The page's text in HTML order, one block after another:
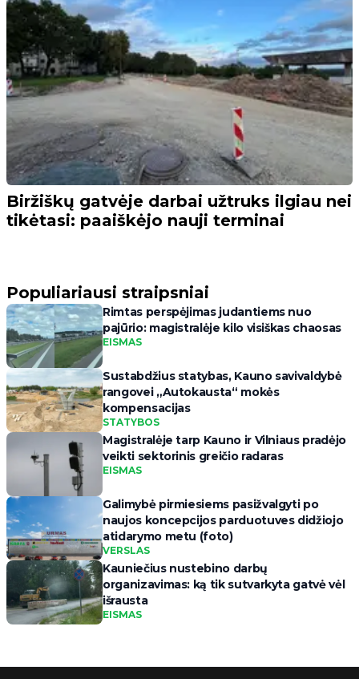
Biržiškų gatvėje darbai užtruks ilgiau nei
tikėtasi: paaiškėjo nauji terminai
Populiariausi straipsniai
Rimtas perspėjimas judantiems nuo
pajūrio: magistralėje kilo visiškas chaosas
EISMAS
Sustabdžius statybas, Kauno savivaldybė
rangovei „Autokausta“ mokės
kompensacijas
STATYBOS
Magistralėje tarp Kauno ir Vilniaus pradėjo
veikti sektorinis greičio radaras
EISMAS
Galimybė pirmiesiems pasižvalgyti po
naujos koncepcijos parduotuves didžiojo
atidarymo metu (foto)
VERSLAS
Kauniečius nustebino darbų
organizavimas: ką tik sutvarkyta gatvė vėl
išrausta
EISMAS